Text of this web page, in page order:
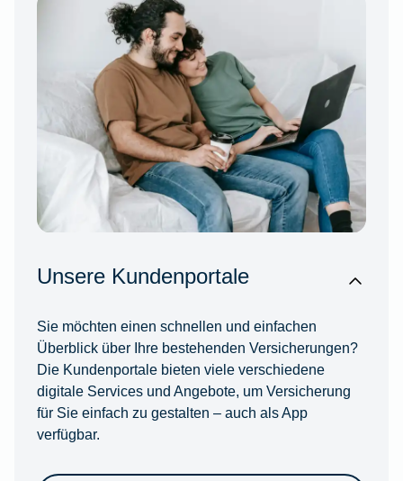
Unsere Kundenportale
Sie möchten einen schnellen und einfachen
Überblick über Ihre bestehenden Versicherungen?
Die Kundenportale bieten viele verschiedene
digitale Services und Angebote, um Versicherung
für Sie einfach zu gestalten – auch als App
verfügbar.